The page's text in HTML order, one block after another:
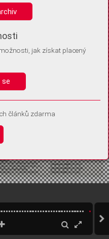
o stejné zařízení, a
do vašeho zařízení, abychom se
později upravit ve Správě
jak získat placený
se
článků zdarma